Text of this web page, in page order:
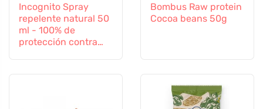
Incognito Spray
repelente natural 50
ml - 100% de
protección contra
Bombus Raw protein
Cocoa beans 50g